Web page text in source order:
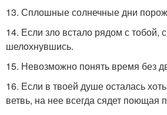
13. Сплошные солнечные дни
14. Если зло встало рядом с тобой,
шелохнувшись.
15. Невозможно понять время без
16. Если в твоей душе осталась
ветвь, на нее всегда сядет поющая